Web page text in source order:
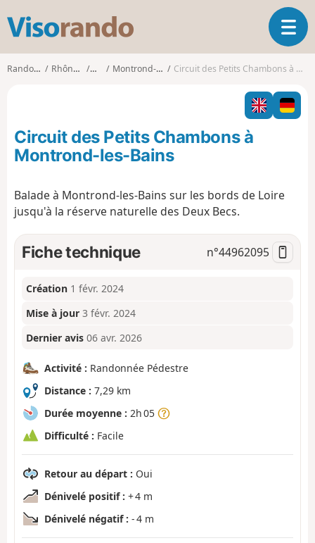
s
o
o
O
u
v
i
r
l
t
Randonnées Rhône-Alpes Loire Montrond-les-Bains Circuit des Petits Chambons à Montrond-les-Bains
Circuit des Petits Chambons à
Montrond-les-Bains
Balade à Montrond-les-Bains sur les bords de Loire
jusqu'à la réserve naturelle des Deux Becs.
Fiche technique n°44962095
Création 1 févr. 2024
Mise à jour 3 févr. 2024
Dernier avis 06 avr. 2026
Activité : Randonnée Pédestre
Distance : 7,29 km
Durée moyenne : 2h 05
Difficulté : Facile
Retour au départ : Oui
Dénivelé positif : + 4 m
Dénivelé négatif : - 4 m